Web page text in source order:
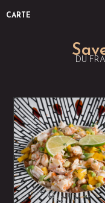
CARTE
DU